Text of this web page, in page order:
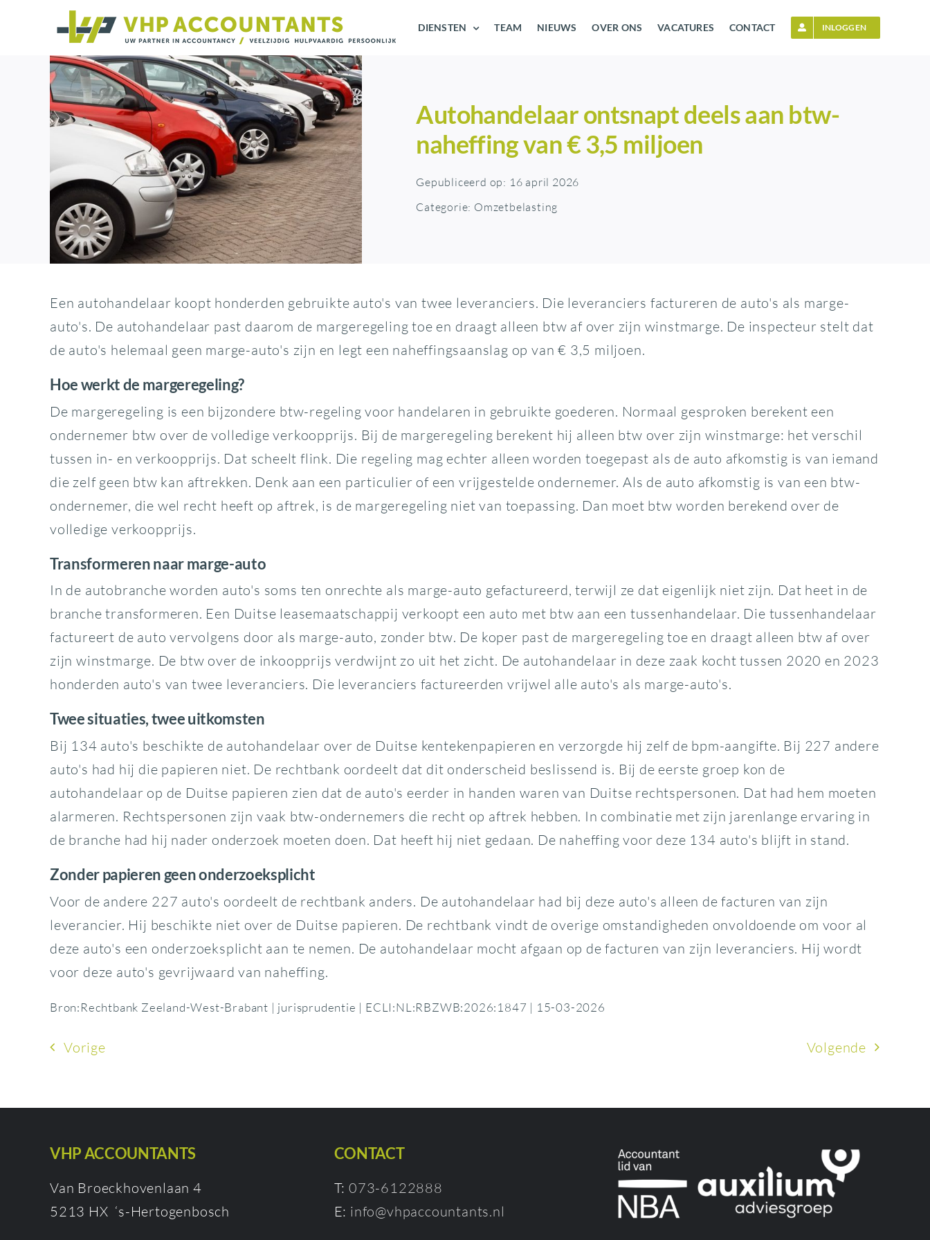
DIENSTEN TEAM NIEUWS OVER ONS VACATURES CONTACT INLOGGEN
Autohandelaar ontsnapt deels aan btw-
naheffing van € 3,5 miljoen
Gepubliceerd op: 16 april 2026
Categorie: Omzetbelasting
Een autohandelaar koopt honderden gebruikte auto's van twee leveranciers. Die leveranciers factureren de auto's als marge-
auto's. De autohandelaar past daarom de margeregeling toe en draagt alleen btw af over zijn winstmarge. De inspecteur stelt dat
de auto's helemaal geen marge-auto's zijn en legt een naheffingsaanslag op van € 3,5 miljoen.
Hoe werkt de margeregeling?
De margeregeling is een bijzondere btw-regeling voor handelaren in gebruikte goederen. Normaal gesproken berekent een
ondernemer btw over de volledige verkoopprijs. Bij de margeregeling berekent hij alleen btw over zijn winstmarge: het verschil
tussen in- en verkoopprijs. Dat scheelt flink. Die regeling mag echter alleen worden toegepast als de auto afkomstig is van iemand
die zelf geen btw kan aftrekken. Denk aan een particulier of een vrijgestelde ondernemer. Als de auto afkomstig is van een btw-
ondernemer, die wel recht heeft op aftrek, is de margeregeling niet van toepassing. Dan moet btw worden berekend over de
volledige verkoopprijs.
Transformeren naar marge-auto
In de autobranche worden auto's soms ten onrechte als marge-auto gefactureerd, terwijl ze dat eigenlijk niet zijn. Dat heet in de
branche transformeren. Een Duitse leasemaatschappij verkoopt een auto met btw aan een tussenhandelaar. Die tussenhandelaar
factureert de auto vervolgens door als marge-auto, zonder btw. De koper past de margeregeling toe en draagt alleen btw af over
zijn winstmarge. De btw over de inkoopprijs verdwijnt zo uit het zicht. De autohandelaar in deze zaak kocht tussen 2020 en 2023
honderden auto's van twee leveranciers. Die leveranciers factureerden vrijwel alle auto's als marge-auto's.
Twee situaties, twee uitkomsten
Bij 134 auto's beschikte de autohandelaar over de Duitse kentekenpapieren en verzorgde hij zelf de bpm-aangifte. Bij 227 andere
auto's had hij die papieren niet. De rechtbank oordeelt dat dit onderscheid beslissend is. Bij de eerste groep kon de
autohandelaar op de Duitse papieren zien dat de auto's eerder in handen waren van Duitse rechtspersonen. Dat had hem moeten
alarmeren. Rechtspersonen zijn vaak btw-ondernemers die recht op aftrek hebben. In combinatie met zijn jarenlange ervaring in
de branche had hij nader onderzoek moeten doen. Dat heeft hij niet gedaan. De naheffing voor deze 134 auto's blijft in stand.
Zonder papieren geen onderzoeksplicht
Voor de andere 227 auto's oordeelt de rechtbank anders. De autohandelaar had bij deze auto's alleen de facturen van zijn
leverancier. Hij beschikte niet over de Duitse papieren. De rechtbank vindt de overige omstandigheden onvoldoende om voor al
deze auto's een onderzoeksplicht aan te nemen. De autohandelaar mocht afgaan op de facturen van zijn leveranciers. Hij wordt
voor deze auto's gevrijwaard van naheffing.
Bron:Rechtbank Zeeland-West-Brabant | jurisprudentie | ECLI:NL:RBZWB:2026:1847 | 15-03-2026
Vorige Volgende
VHP ACCOUNTANTS
Van Broeckhovenlaan 4
5213 HX ‘s-Hertogenbosch
CONTACT
T:073-6122888
E: info@vhpaccountants.nl